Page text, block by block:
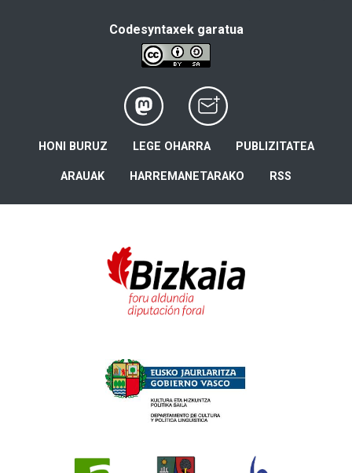
Codesyntaxek garatua
HONI BURUZ LEGE OHARRA PUBLIZITATEA
ARAUAK HARREMANETARAKO RSS